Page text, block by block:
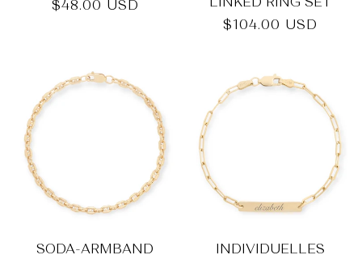
Normaler
$48.00 USD
Normaler
$104.00 USD
SODA-ARMBAND
INDIVIDUELLES